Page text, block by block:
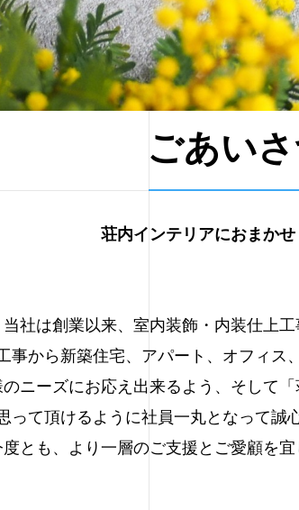
ごあい
荘内インテリアにおまかせ
当社は創業以来、室内装飾・内装仕上工
事から新築住宅、アパート、オフィス
ニーズにお応え出来るよう、そして
って頂けるように社員一丸となって誠
とも、より一層のご支援とご愛顧を宜